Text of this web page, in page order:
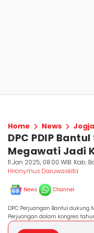
Home News Jogja
DPC PDIP
Megawati Jadi
11 Jan 2025, 08:00 WIB Kab.
Hironymus Daruwaskita
News Channel
DPC Perjuangan Bantul dukung
Perjuangan dalam kongres